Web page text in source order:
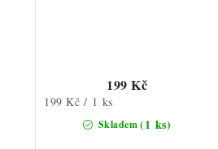
Skladem(1 ks)
199 Kč
Měrná
199 Kč / 1 ks